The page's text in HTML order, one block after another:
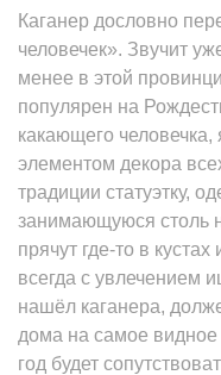
Каганер дословно
человечек». Звучит
менее в этой
популярен на
какающего
элементом декора
традиции статуэтку,
занимающуюся столь
прячут где-то в
всегда с увлечением
нашёл каганера,
дома на самое видное
год будет